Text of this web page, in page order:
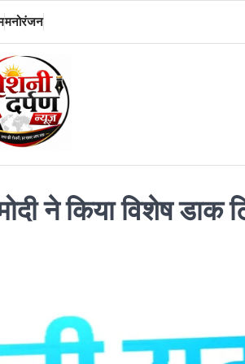
मनोरंजन
ने किया विशेष डाक